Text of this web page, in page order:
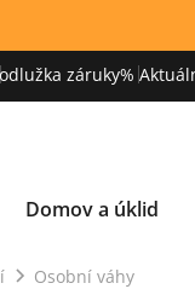
záruky%
Domov a úklid
Osobní váhy